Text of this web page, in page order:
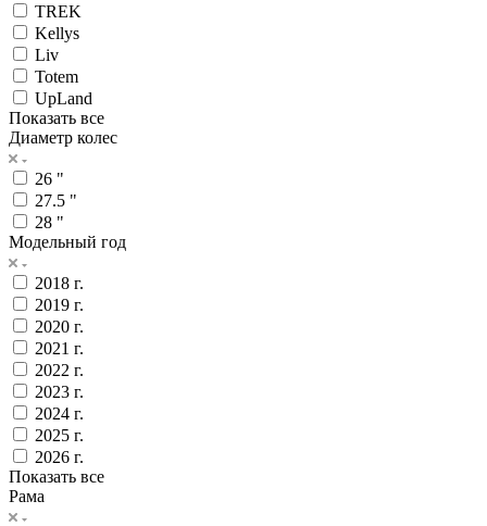
TREK
Kellys
Liv
Totem
UpLand
Показать все
Диаметр колес
26 "
27.5 "
28 "
Модельный год
2018 г.
2019 г.
2020 г.
2021 г.
2022 г.
2023 г.
2024 г.
2025 г.
2026 г.
Показать все
Рама